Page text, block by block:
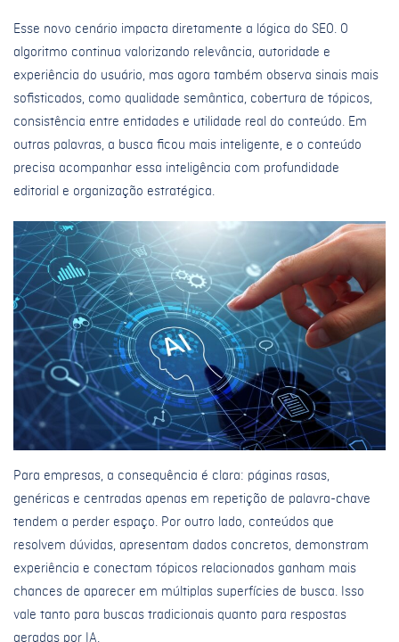
Esse novo cenário impacta diretamente a lógica do SEO. O
algoritmo continua valorizando relevância, autoridade e
experiência do usuário, mas agora também observa sinais mais
sofisticados, como qualidade semântica, cobertura de tópicos,
consistência entre entidades e utilidade real do conteúdo. Em
outras palavras, a busca ficou mais inteligente, e o conteúdo
precisa acompanhar essa inteligência com profundidade
editorial e organização estratégica.
Para empresas, a consequência é clara: páginas rasas,
genéricas e centradas apenas em repetição de palavra-chave
tendem a perder espaço. Por outro lado, conteúdos que
resolvem dúvidas, apresentam dados concretos, demonstram
experiência e conectam tópicos relacionados ganham mais
chances de aparecer em múltiplas superfícies de busca. Isso
vale tanto para buscas tradicionais quanto para respostas
geradas por IA.